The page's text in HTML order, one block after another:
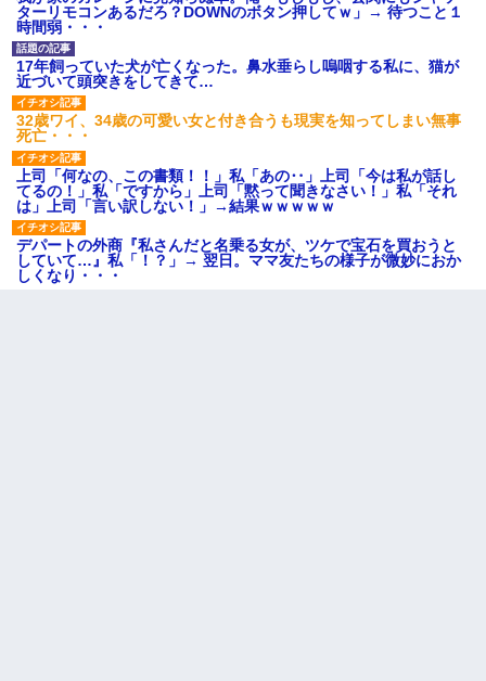
ターリモコンあるだろ？DOWNのボタン押してｗ」→ 待つこと１
時間弱・・・
17年飼っていた犬が亡くなった。鼻水垂らし嗚咽する私に、猫が
近づいて頭突きをしてきて…
32歳ワイ、34歳の可愛い女と付き合うも現実を知ってしまい無事
死亡・・・
上司「何なの、この書類！！」私「あの‥」上司「今は私が話し
てるの！」私「ですから」上司「黙って聞きなさい！」私「それ
は」上司「言い訳しない！」→結果ｗｗｗｗｗ
デパートの外商『私さんだと名乗る女が、ツケで宝石を買おうと
していて…』私「！？」→ 翌日。ママ友たちの様子が微妙におか
しくなり・・・